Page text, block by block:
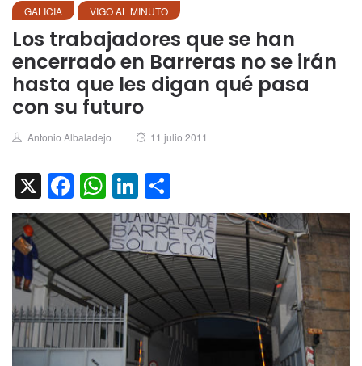
GALICIA VIGO AL MINUTO
Los trabajadores que se han
encerrado en Barreras no se irán
hasta que les digan qué pasa
con su futuro
Author
Antonio Albaladejo
Posted
11 julio 2011
X Facebook
WhatsApp
LinkedIn